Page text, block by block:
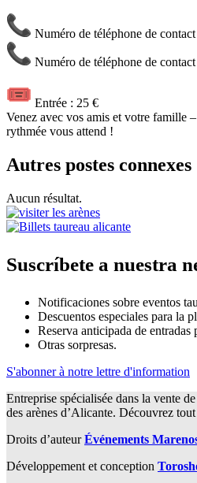
Numéro de téléphone de
Numéro de téléphone de
Entrée : 25 €
Venez avec vos amis et votre famille
rythmée vous attend !
Autres postes connexes
Aucun résultat.
Suscríbete a nuestra
Notificaciones sobre eventos
Descuentos especiales para la
Reserva anticipada de entradas
Otras sorpresas.
S'abonner à notre lettre d'information
Entreprise spécialisée dans la vente
des arènes d’Alicante. Découvrez tout
Droits d’auteurÉvénements
Développement et conception